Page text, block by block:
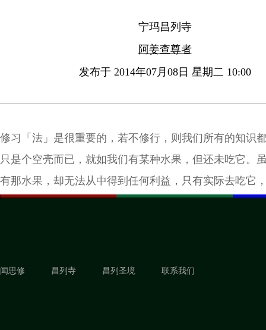
宁玛昌列寺
阿姜查尊者
发布于 2014年07月08日 星期二 10:00
修习「法」是很重要的，若不修行，则我们所有的知识
只是个空壳而已，就如我们有某种水果，但还未吃它。
有那水果，却无法从中得到任何利益，只有实际去吃它
闻思修 昌列寺 昌列圣境 联系我们